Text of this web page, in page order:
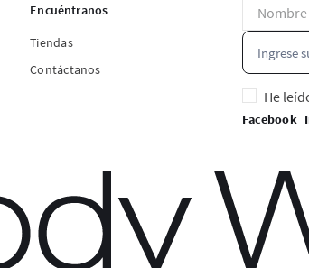
Encuéntranos
Tiendas
Contáctanos
He